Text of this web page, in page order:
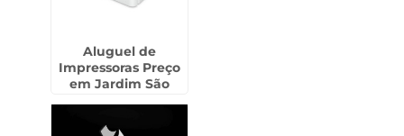
Aluguel de
Impressoras Preço
em Jardim São